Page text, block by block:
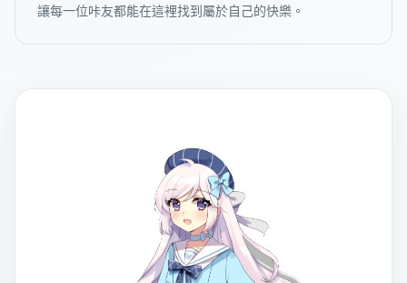
讓每一位咔友都能在這裡找到屬於自己的快樂。